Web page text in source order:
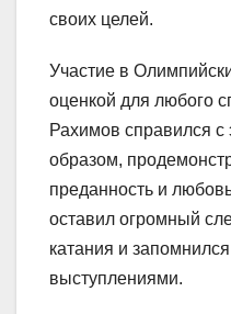
своих целей.
Участие в
оценкой для любого
Рахимов справился
образом,
преданность и
оставил огромный
катания и
выступлениями.